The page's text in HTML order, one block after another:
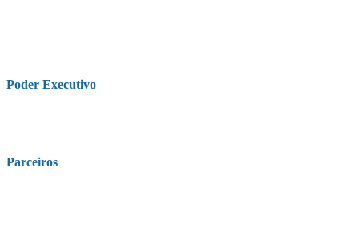
Poder Executivo
Parceiros